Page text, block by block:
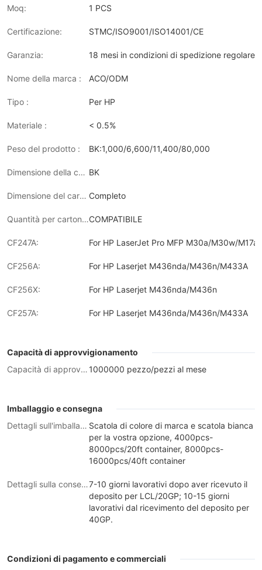
Moq: 1 PCS
Certificazione: STMC/ISO9001/ISO14001/CE
Garanzia: 18 mesi in condizioni di spedizione regolare
Nome della marca : ACO/ODM
Tipo : Per HP
Materiale : < 0.5%
Peso del prodotto : BK:1,000/6,600/11,400/80,000
Dimensione della confezione: BK
Dimensione del cartone : Completo
Quantità per cartone :COMPATIBILE
CF247A: For HP LaserJet Pro MFP M30a/M30w/
CF256A: For HP Laserjet M436nda/M436n/M433A
CF256X: For HP Laserjet M436nda/M436n
CF257A: For HP Laserjet M436nda/M436n/M433A
Capacità di approvvigionamento
Capacità di approvvigionamento: 1000000 pezzo/pezzi al mese
Imballaggio e consegna
Dettagli sull'imballaggio Scatola di colore di marca e scatola bianca
per la vostra opzione, 4000pcs-
8000pcs/20ft container, 8000pcs-
16000pcs/40ft container
Dettagli sulla consegna7-10 giorni lavorativi dopo aver ricevuto il
deposito per LCL/20GP; 10-15 giorni
lavorativi dal ricevimento del deposito per
40GP.
Condizioni di pagamento e commerciali